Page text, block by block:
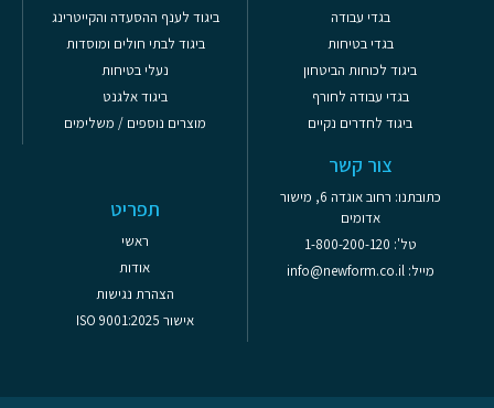
בגדי עבודה
בגדי בטיחות
ביגוד לכוחות הביטחון
בגדי עבודה לחורף
ביגוד לחדרים נקיים
ביגוד לענף ההסעדה והקייטרינג
ביגוד לבתי חולים ומוסדות
נעלי בטיחות
ביגוד אלגנט
מוצרים נוספים / משלימים
צור קשר
כתובתנו: רחוב אוגדה 6, מישור
אדומים
טל': 1-800-200-120
מייל: info@newform.co.il
תפריט
ראשי
אודות
הצהרת נגישות
אישור ISO 9001:2025